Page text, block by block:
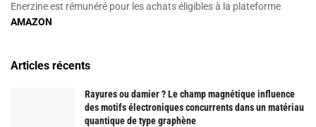
Enerzine est rémunéré pour les achats éligibles à la plateforme
AMAZON
Articles récents
Rayures ou damier ? Le champ magnétique influence
des motifs électroniques concurrents dans un matériau
quantique de type graphène